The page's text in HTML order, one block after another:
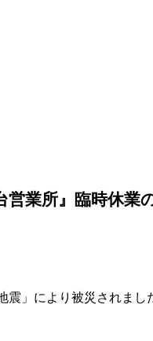
営業所』臨時休業
震」により被災されま